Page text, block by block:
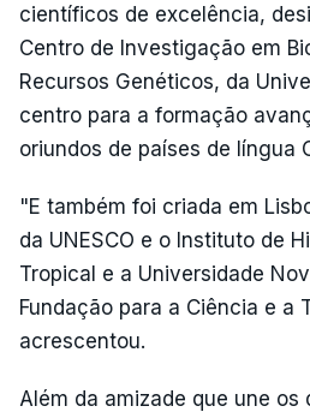
científicos de excelência,
Centro de Investigação em
Recursos Genéticos, da
centro para a formação
oriundos de países de língua
"E também foi criada em
da UNESCO e o Instituto de
Tropical e a Universidade
Fundação para a Ciência e a
acrescentou.
Além da amizade que une os